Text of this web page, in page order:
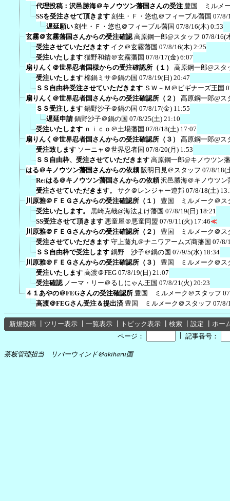
代理投稿：沢邑勝海＠キノウツン藩国さんの受注 豊国 ミルメ
SSを受注させて頂きます 刻生・Ｆ・悠也＠フィーブル藩国 07/8/
遅延願い 刻生・Ｆ・悠也＠フィーブル藩国 07/8/16(木) 0:53
玄霧＠玄霧藩国さんからの受注確認 高原鋼一郎@スタッフ 07/8/16(
受注させていただきます イク＠玄霧藩国 07/8/16(木) 2:25
受注いたします 猫野和錆＠玄霧藩国 07/8/17(金) 6:07
扇りんく＠世界忍者国様からの受注確認所（１）
高原鋼一郎@スタ
受注いたします 棉鍋ミサ＠鍋の国 07/8/19(日) 20:47
ＳＳ自由枠受注させていただきます ＳＷ－Ｍ＠ビギナーズ王国
扇りんく＠世界忍者国さんからの受注確認所（２）
高原鋼一郎@ス
ＳＳ受注します 鍋野沙子＠鍋の国 07/8/17(金) 11:55
遅延申請 鍋野沙子＠鍋の国 07/8/25(土) 21:10
受注いたします ｎｉｃｏ＠土場藩国 07/8/18(土) 17:07
扇りんく＠世界忍者国さんからの受注確認所（３）
高原鋼一郎@ス
受注致します ソーニャ＠世界忍者国 07/8/20(月) 1:53
ＳＳ自由枠、受注させていただきます 高原鋼一郎@キノウツン
はる＠キノウツン藩国さんからの依頼 阪明日見＠スタッフ 07/8/18(
Re:はる＠キノウツン藩国さんからの依頼 沢邑勝海＠キノウツン
受注させていただきます。
サク＠レンジャー連邦 07/8/18(土)
川原雅＠ＦＥＧさんからの受注確認所（１）
豊国 ミルメーク＠ス
受注いたします。
黒崎克哉@海法よけ藩国 07/8/19(日) 18:21
SS受注させて頂きます 悪童屋＠悪童同盟 07/9/11(火) 17:46≪
川原雅＠ＦＥＧさんからの受注確認所（２）
豊国 ミルメーク＠ス
受注させていただきます 守上藤丸＠ナニワアームズ商藩国 07/8/
ＳＳ自由枠で受注します 鍋野 沙子＠鍋の国 07/9/5(水) 18:34
川原雅＠ＦＥＧさんからの受注確認所（３）
豊国 ミルメーク＠ス
受注いたします 高渡＠FEG 07/8/19(日) 21:07
受注確認 ノーマ・リー＠るしにゃん王国 07/8/21(火) 20:23
４１あやの＠FEGさんの受注確認所 豊国 ミルメーク＠スタッフ
高渡＠FEGさん受注＆提出済 豊国 ミルメーク＠スタッフ 07/8/
新規投稿 ツリー表示 一覧表示 トピック表示 検索 設定
ホー
ページ：
記事番号：
茶板管理担当 リバーウィンド＠akiharu国